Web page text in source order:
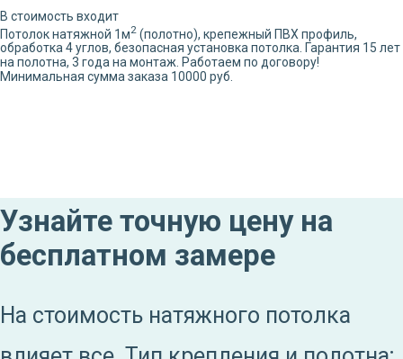
В стоимость входит
Потолок натяжной 1м2 (полотно), крепежный ПВХ профиль,
обработка4углов, безопасная установка потолка. Гарантия 15 лет
на полотна, 3 года на монтаж. Работаем по договору!
Минимальная сумма заказа 10000 руб.
Узнайте точную цену на
бесплатном замере
На стоимость натяжного потолка